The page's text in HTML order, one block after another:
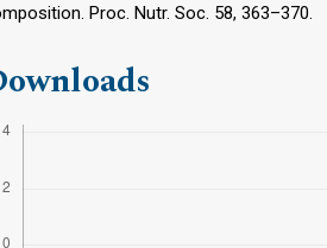
Proc. Nutr. Soc. 58, 363–370.